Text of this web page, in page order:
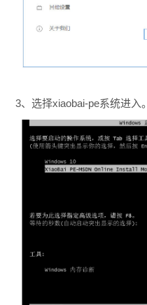
3、选择xiaobai-pe系统进入。